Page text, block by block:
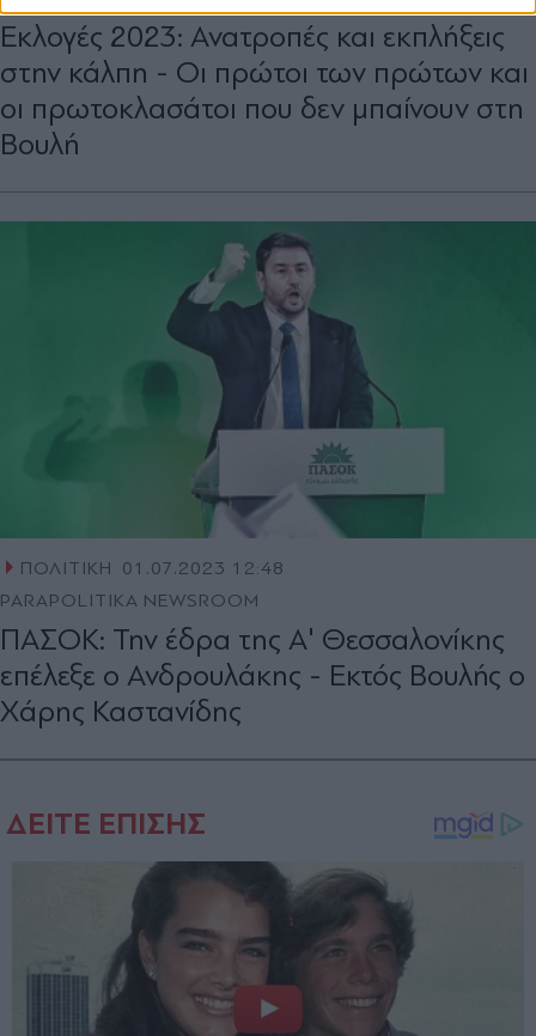
Εκλογές 2023: Ανατροπές και εκπλήξεις
στην κάλπη - Οι πρώτοι των πρώτων και
οι πρωτοκλασάτοι που δεν μπαίνουν στη
Βουλή
ΠΟΛΙΤΙΚΗ
01.07.2023 12:48
PARAPOLITIKA NEWSROOM
ΠΑΣΟΚ: Την έδρα της Α' Θεσσαλονίκης
επέλεξε ο Ανδρουλάκης - Εκτός Βουλής ο
Χάρης Καστανίδης